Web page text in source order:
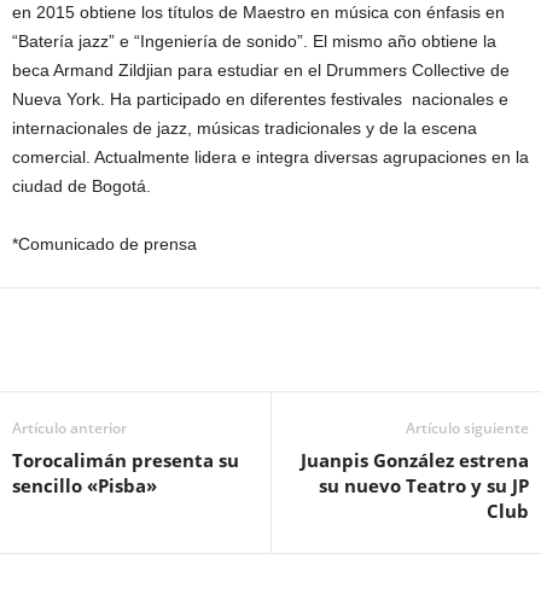
en 2015 obtiene los títulos de Maestro en música con énfasis en
“Batería jazz” e “Ingeniería de sonido”. El mismo año obtiene la
beca Armand Zildjian para estudiar en el Drummers Collective de
Nueva York. Ha participado en diferentes festivales nacionales e
internacionales de jazz, músicas tradicionales y de la escena
comercial. Actualmente lidera e integra diversas agrupaciones en la
ciudad de Bogotá.
*Comunicado de prensa
Artículo anterior
Torocalimán presenta su
sencillo «Pisba»
Artículo siguiente
Juanpis González estrena
su nuevo Teatro y su JP
Club